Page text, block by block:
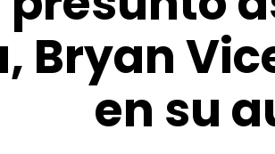
Bryan
en su